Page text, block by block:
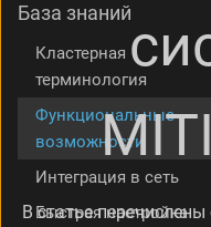
В статье
База знаний
Кластерная
терминология
Функциональные
возможности
Интеграция в сеть
Быстрая настройка